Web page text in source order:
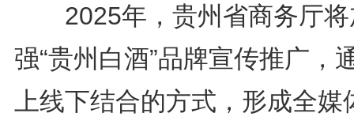
2025年，贵州省商务厅将
强“贵州白酒”品牌宣传推广，
上线下结合的方式，形成全媒